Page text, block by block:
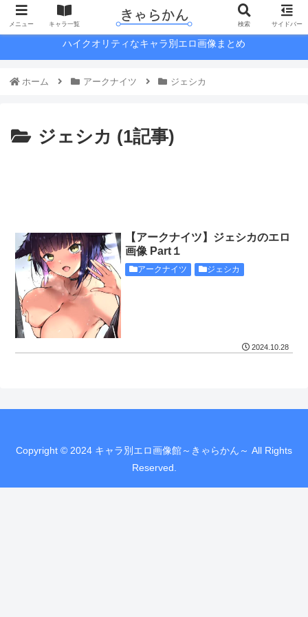
ハイクオリティなキャラ別エロ画像まとめ
ホーム アークナイツ ジェシカ
ジェシカ (1記事)
【アークナイツ】ジェシカのエロ
画像 Part１
アークナイツ ジェシカ
2024.10.28
Copyright © 2024 キャラ別エロ画像館～きゃらかん～ All Rights
Reserved.
メニュー キャラ一覧 検索 サイドバー